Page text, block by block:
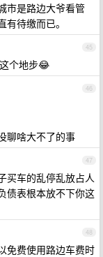
市是路边大爷看管
待缴而已。
45
个地步😂
46
聊啥大不了的事
47
买车的乱停乱放占人
债表根本放不下你这
48
免费使用路边车费时